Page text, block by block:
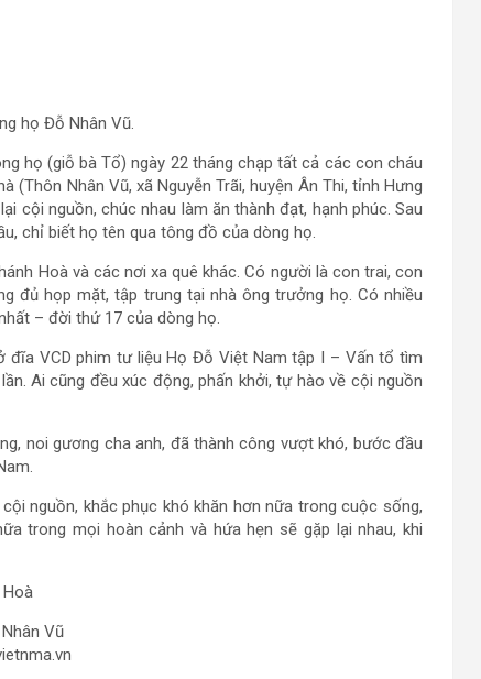
họ Đỗ Nhân Vũ.
họ (giỗ bà Tổ) ngày 22 tháng chạp tất cả các con cháu
Nhân Vũ, xã Nguyễn Trãi, huyện Ân Thi, tỉnh Hưng
cội nguồn, chúc nhau làm ăn thành đạt, hạnh phúc. Sau
chỉ biết họ tên qua tông đồ của dòng họ.
Hoà và các nơi xa quê khác. Có người là con trai, con
đủ họp mặt, tập trung tại nhà ông trưởng họ. Có nhiều
– đời thứ 17 của dòng họ.
VCD phim tư liệu Họ Đỗ Việt Nam tập I – Vấn tổ tìm
Ai cũng đều xúc động, phấn khởi, tự hào về cội nguồn
noi gương cha anh, đã thành công vượt khó, bước đầu
nguồn, khắc phục khó khăn hơn nữa trong cuộc sống,
trong mọi hoàn cảnh và hứa hẹn sẽ gặp lại nhau, khi
Vũ